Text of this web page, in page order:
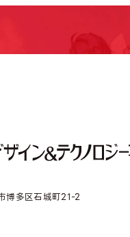
多区石城町21-2